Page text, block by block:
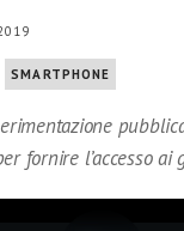
SMARTPHONE
fornire l’accesso